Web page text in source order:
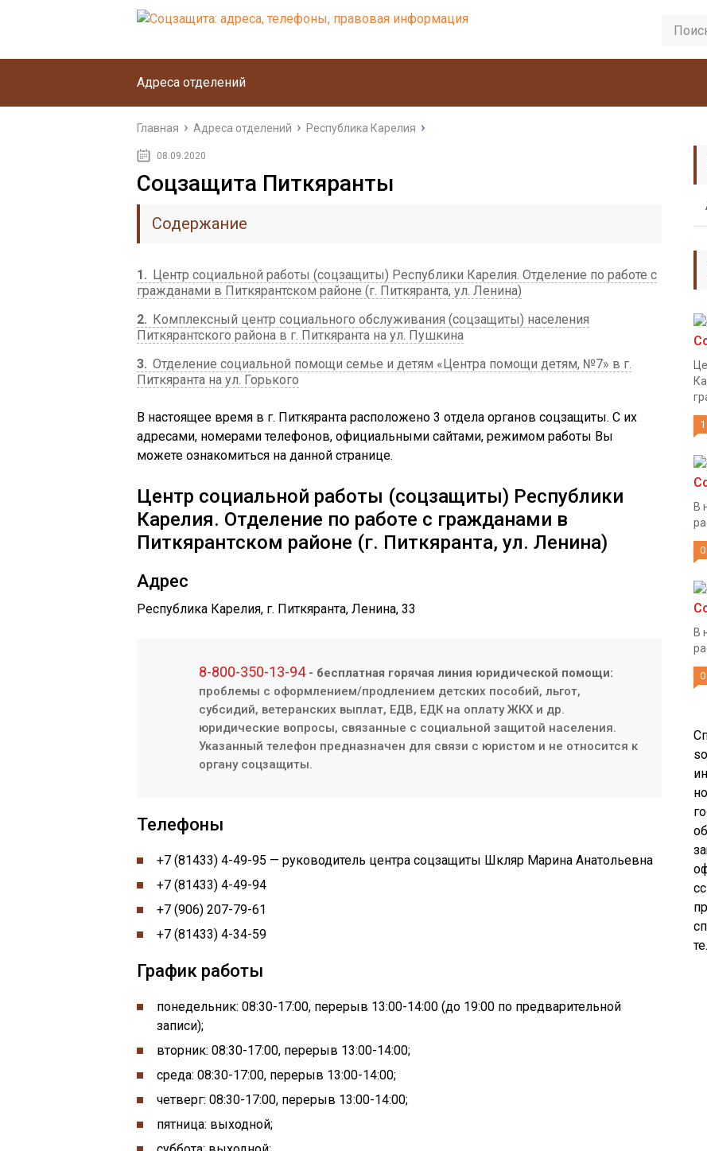
Адреса отделений
Главная Адреса отделений Республика Карелия
08.09.2020
Соцзащита Питкяранты
Содержание
1
Центр социальной работы (соцзащиты) Республики Карелия. Отделение по работе с
гражданами в Питкярантском районе (г. Питкяранта, ул. Ленина)
2
Комплексный центр социального обслуживания (соцзащиты) населения
Питкярантского района в г. Питкяранта на ул. Пушкина
3 Отделение социальной помощи семье и детям «Центра помощи детям, №7» в г.
Питкяранта на ул. Горького
В настоящее время в г. Питкяранта расположено 3 отдела органов соцзащиты. С их
адресами, номерами телефонов, официальными сайтами, режимом работы Вы
можете ознакомиться на данной странице.
Центр социальной работы (соцзащиты) Республики
Карелия. Отделение по работе с гражданами в
Питкярантском районе (г. Питкяранта, ул. Ленина)
Адрес
Республика Карелия, г. Питкяранта, Ленина, 33
8-800-350-13-94- бесплатная горячая линия юридической помощи:
проблемы с оформлением/продлением детских пособий, льгот,
субсидий, ветеранских выплат, ЕДВ, ЕДК на оплату ЖКХ и др.
юридические вопросы, связанные с социальной защитой населения.
Указанный телефон предназначен для связи с юристом и не относится к
органу соцзащиты.
Телефоны
+7 (81433) 4-49-95 — руководитель центра соцзащиты Шкляр Марина Анатольевна
+7 (81433) 4-49-94
+7 (906) 207-79-61
+7 (81433) 4-34-59
График работы
понедельник: 08:30-17:00, перерыв 13:00-14:00 (до 19:00 по предварительной
записи);
вторник: 08:30-17:00, перерыв 13:00-14:00;
среда: 08:30-17:00, перерыв 13:00-14:00;
четверг: 08:30-17:00, перерыв 13:00-14:00;
пятница: выходной;
1
В
0
В
0